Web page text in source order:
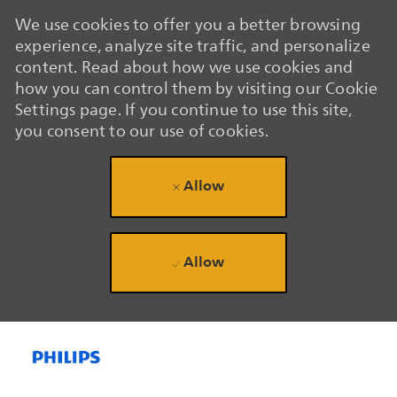
We use cookies to offer you a better browsing
experience, analyze site traffic, and personalize
content. Read about how we use cookies and
how you can control them by visiting our Cookie
Settings page. If you continue to use this site,
you consent to our use of cookies.
Allow
Allow